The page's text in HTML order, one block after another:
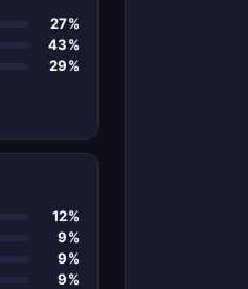
27%
43%
29%
12%
9%
9%
9%